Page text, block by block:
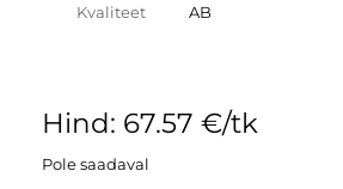
Kvaliteet AB
Hind: 67.57 €/tk
Pole saadaval